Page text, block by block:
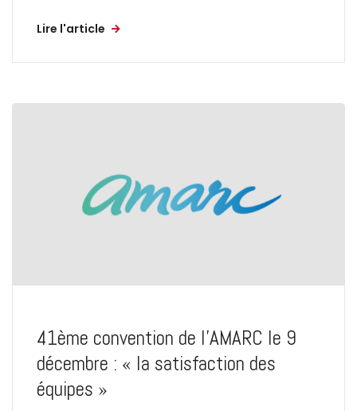
Lire l'article
41ème convention de l’AMARC le 9
décembre : « la satisfaction des
équipes »